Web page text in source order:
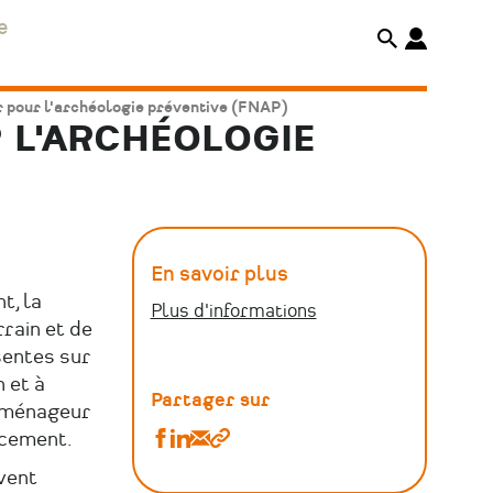
pour l'archéologie préventive (FNAP)
la
et de
sur
et à
En savoir plus
Plus d'informations
Partager sur
Partager
Partager
Partager
Copier